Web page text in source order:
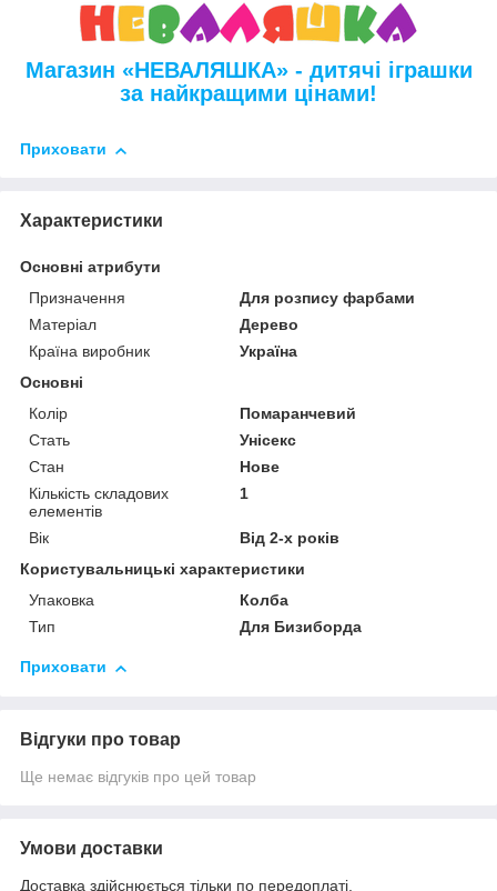
Магазин «НЕВАЛЯШКА» - дитячі іграшки
за найкращими цінами!
Приховати
Характеристики
Основні атрибути
Призначення
Для розпису фарбами
Матеріал
Дерево
Країна виробник
Україна
Основні
Колір
Помаранчевий
Стать
Унісекс
Стан
Нове
Кількість складових
елементів
1
Вік
Від 2-х років
Користувальницькі характеристики
Упаковка
Колба
Тип
Для Бизиборда
Приховати
Відгуки про товар
Ще немає відгуків про цей товар
Умови доставки
Доставка здійснюється тільки по передоплаті.